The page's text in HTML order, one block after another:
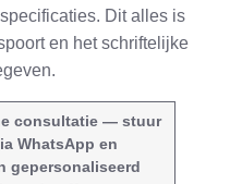
Dit alles is
en het schriftelijke
consultatie — stuur
WhatsApp en
gepersonaliseerd